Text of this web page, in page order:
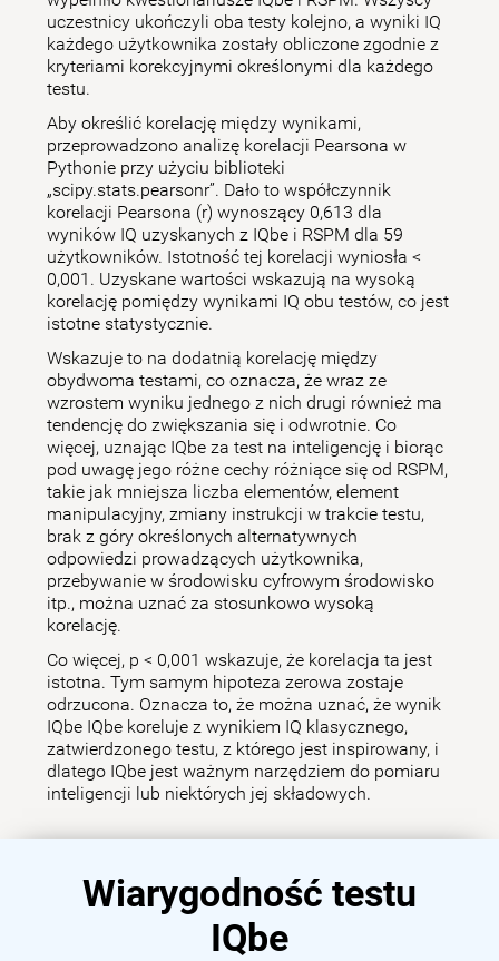
uczestnicy ukończyli oba testy kolejno, a wyniki IQ
każdego użytkownika zostały obliczone zgodnie z
kryteriami korekcyjnymi określonymi dla każdego
testu.
Aby określić korelację między wynikami,
przeprowadzono analizę korelacji Pearsona w
Pythonie przy użyciu biblioteki
„scipy.stats.pearsonr”. Dało to współczynnik
korelacji Pearsona (r) wynoszący 0,613 dla
wyników IQ uzyskanych z IQbe i RSPM dla 59
użytkowników. Istotność tej korelacji wyniosła <
0,001. Uzyskane wartości wskazują na wysoką
korelację pomiędzy wynikami IQ obu testów, co jest
istotne statystycznie.
Wskazuje to na dodatnią korelację między
obydwoma testami, co oznacza, że wraz ze
wzrostem wyniku jednego z nich drugi również ma
tendencję do zwiększania się i odwrotnie. Co
więcej, uznając IQbe za test na inteligencję i biorąc
pod uwagę jego różne cechy różniące się od RSPM,
takie jak mniejsza liczba elementów, element
manipulacyjny, zmiany instrukcji w trakcie testu,
brak z góry określonych alternatywnych
odpowiedzi prowadzących użytkownika,
przebywanie w środowisku cyfrowym środowisko
itp., można uznać za stosunkowo wysoką
korelację.
Co więcej, p < 0,001 wskazuje, że korelacja ta jest
istotna. Tym samym hipoteza zerowa zostaje
odrzucona. Oznacza to, że można uznać, że wynik
IQbe IQbe koreluje z wynikiem IQ klasycznego,
zatwierdzonego testu, z którego jest inspirowany, i
dlatego IQbe jest ważnym narzędziem do pomiaru
inteligencji lub niektórych jej składowych.
Wiarygodność testu
IQbe